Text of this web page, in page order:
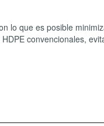
lo que es posible
convencionales,